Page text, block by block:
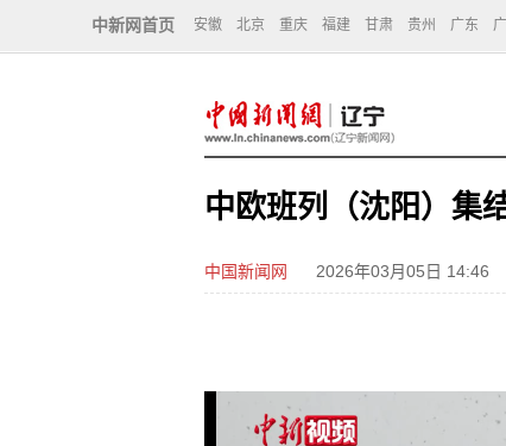
中新网首页 安徽 北京 重庆 福建 甘肃 贵州 广东
中欧班列（沈阳）集
中国新闻网 2026年03月05日 14:46